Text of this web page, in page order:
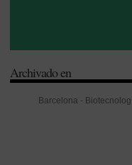
Archivado en
Barcelona -